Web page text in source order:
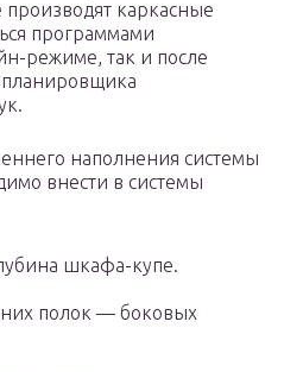
каркасные
программами
режиме, так и после
планировщика
наполнения системы
внести в системы
шкафа-купе.
полок — боковых